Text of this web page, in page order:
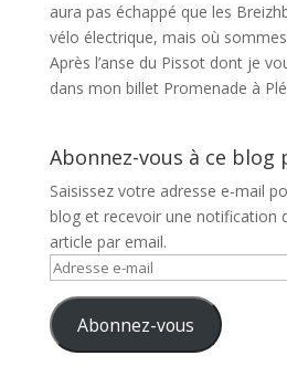
aura pas échappé que les
vélo électrique, mais où
Après l’anse du Pissot dont je
dans mon billet Promenade à
Abonnez-vous à ce blog
Saisissez votre adresse e-mail
blog et recevoir une notification
article par email.
Adresse
mail Abonnez-vous